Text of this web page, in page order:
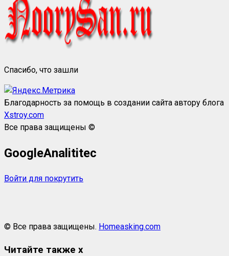
Спасибо, что зашли
Благодарность за помощь в создании сайта автору блога
Xstroy.com
Все права защищены ©
GoogleAnalititec
Войти для покрутить
© Все права защищены. Homeasking.com
Читайте также x